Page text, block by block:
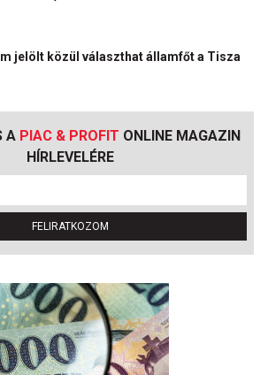
jelölt közül választhat államfőt a Tisza
A PIAC & PROFIT ONLINE MAGAZIN
HÍRLEVELÉRE
FELIRATKOZOM